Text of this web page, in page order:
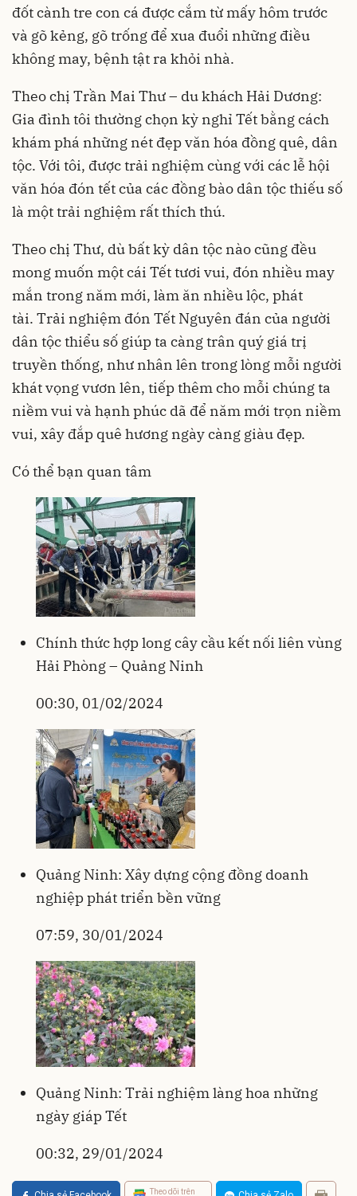
đốt cành tre con cá được cắm từ mấy hôm trước
và gõ kẻng, gõ trống để xua đuổi những điều
không may, bệnh tật ra khỏi nhà.
Theo chị Trần Mai Thư – du khách Hải Dương:
Gia đình tôi thường chọn kỳ nghỉ Tết bằng cách
khám phá những nét đẹp văn hóa đồng quê, dân
tộc. Với tôi, được trải nghiệm cùng với các lễ hội
văn hóa đón tết của các đồng bào dân tộc thiếu số
là một trải nghiệm rất thích thú.
Theo chị Thư, dù bất kỳ dân tộc nào cũng đều
mong muốn một cái Tết tươi vui, đón nhiều may
mắn trong năm mới, làm ăn nhiều lộc, phát
tài. Trải nghiệm đón Tết Nguyên đán của người
dân tộc thiểu số giúp ta càng trân quý giá trị
truyền thống, như nhân lên trong lòng mỗi người
khát vọng vươn lên, tiếp thêm cho mỗi chúng ta
niềm vui và hạnh phúc dã để năm mới trọn niềm
vui, xây đắp quê hương ngày càng giàu đẹp.
Có thể bạn quan tâm
Chính thức hợp long cây cầu kết nối liên vùng
Hải Phòng – Quảng Ninh
00:30, 01/02/2024
Quảng Ninh: Xây dựng cộng đồng doanh
nghiệp phát triển bền vững
07:59, 30/01/2024
Quảng Ninh: Trải nghiệm làng hoa những
ngày giáp Tết
00:32, 29/01/2024
Theo dõi trên